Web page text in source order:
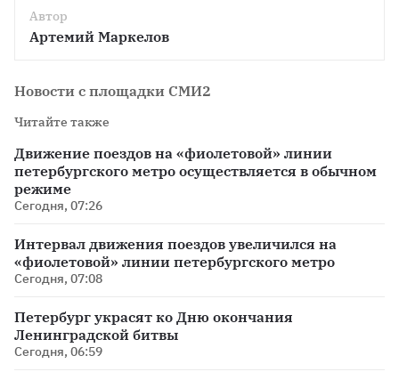
Автор
Артемий Маркелов
Новости с площадки СМИ2
Читайте также
Движение поездов на «фиолетовой» линии
петербургского метро осуществляется в обычном
режиме
Сегодня, 07:26
Интервал движения поездов увеличился на
«фиолетовой» линии петербургского метро
Сегодня, 07:08
Петербург украсят ко Дню окончания
Ленинградской битвы
Сегодня, 06:59